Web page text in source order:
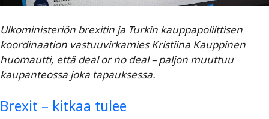
Ulkoministeriön brexitin ja Turkin kauppapoliittisen
koordinaation vastuuvirkamies Kristiina Kauppinen
huomautti, että deal or no deal – paljon muuttuu
kaupanteossa joka tapauksessa.
Brexit – kitkaa tulee